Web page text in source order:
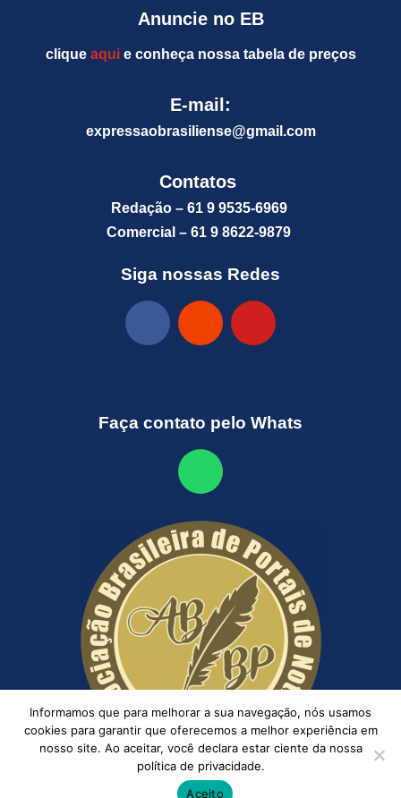
Anuncie no EB
clique aquie conheça nossa tabela de preços
E-mail:
expressaobrasiliense@gmail.com
Contatos
Redação – 61 9 9535-6969
Comercial – 61 9 8622-9879
Siga nossas Redes
Faça contato pelo Whats
Informamos que para melhorar a sua navegação, nós usamos
cookies para garantir que oferecemos a melhor experiência em
nosso site. Ao aceitar, você declara estar ciente da nossa
política de privacidade.
Aceito